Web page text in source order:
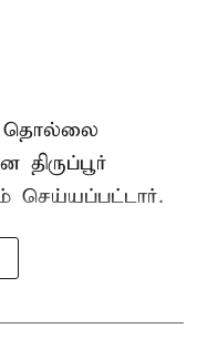
தொல்லை
செய்யப்பட்டார்.